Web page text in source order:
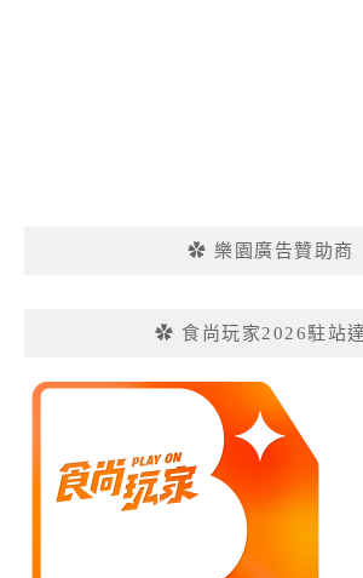
✿ 樂園廣告贊助商
✿ 食尚玩家2026駐站